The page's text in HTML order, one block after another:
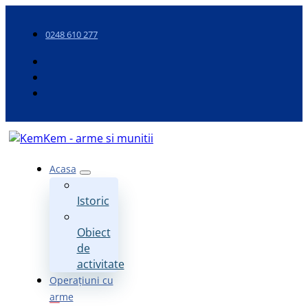
0248 610 277
Acasa
Istoric
Obiect
de
activitate
Operațiuni cu
arme